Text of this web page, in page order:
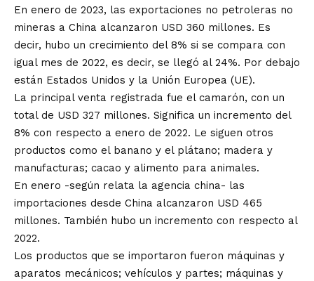
En enero de 2023, las exportaciones no petroleras no
mineras a China alcanzaron USD 360 millones. Es
decir, hubo un crecimiento del 8% si se compara con
igual mes de 2022, es decir, se llegó al 24%. Por debajo
están Estados Unidos y la Unión Europea (UE).
La principal venta registrada fue el camarón, con un
total de USD 327 millones. Significa un incremento del
8% con respecto a enero de 2022. Le siguen otros
productos como el banano y el plátano; madera y
manufacturas; cacao y alimento para animales.
En enero -según relata la agencia china- las
importaciones desde China alcanzaron USD 465
millones. También hubo un incremento con respecto al
2022.
Los productos que se importaron fueron máquinas y
aparatos mecánicos; vehículos y partes; máquinas y